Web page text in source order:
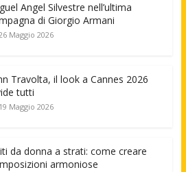
Angel Silvestre nell’ultima
di Giorgio Armani
Maggio 2026
Travolta, il look a Cannes 2026
tutti
19 Maggio 2026
da donna a strati: come creare
armoniose